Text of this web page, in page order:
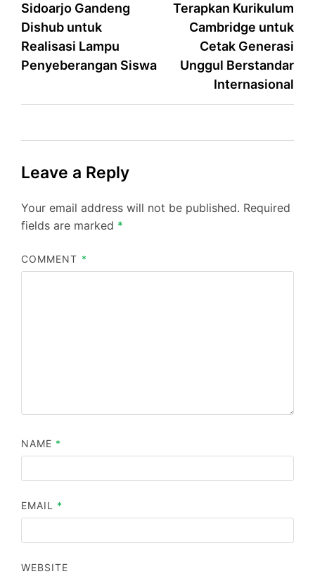
Sidoarjo Gandeng
Dishub untuk
Realisasi Lampu
Penyeberangan Siswa
Terapkan Kurikulum
Cambridge untuk
Cetak Generasi
Unggul Berstandar
Internasional
Leave a Reply
Your email address will not be published. Required
fields are marked *
COMMENT *
NAME *
EMAIL *
WEBSITE